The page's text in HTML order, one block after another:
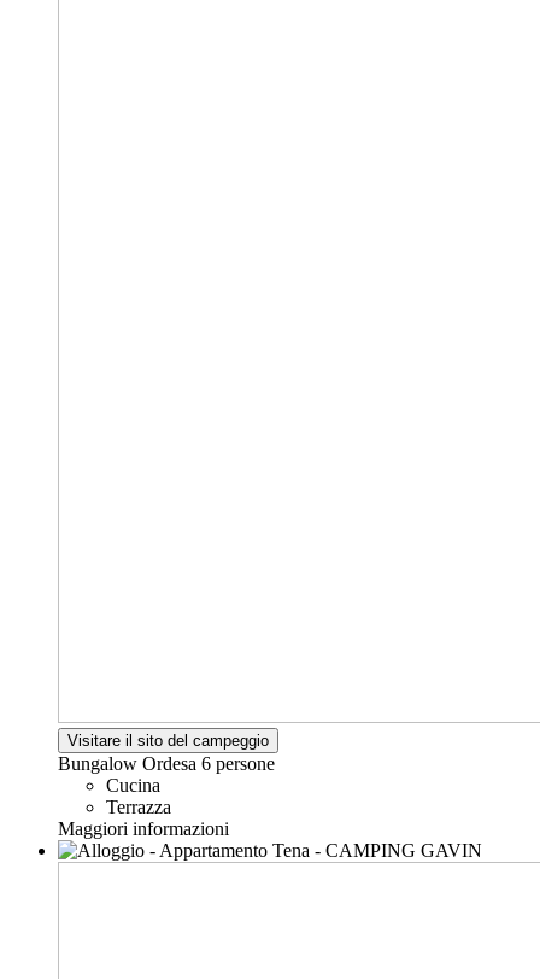
Visitare il sito del campeggio
Bungalow Ordesa 6 persone
Cucina
Terrazza
Maggiori informazioni